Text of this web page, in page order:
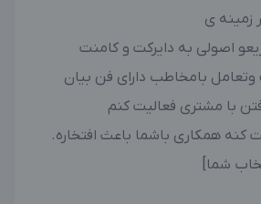
زمینه ی
اصولی به دایرکت و کامنت
بامخاطب دارای فن بیان
با مشتری فعالیت کنم
کنه همکاری باشما باعث افتخاره.
شما]